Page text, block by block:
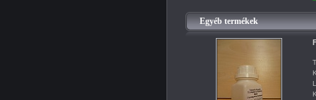
Egyéb termékek